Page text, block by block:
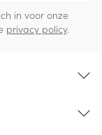
in voor onze
privacy policy.